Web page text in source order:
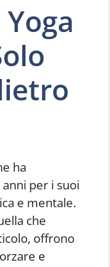
ha
per i suoi
e mentale.
che
offrono
e